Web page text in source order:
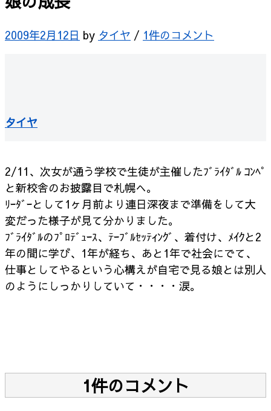
2009年2月12日 by タイヤ / 1件のコメント
タイヤ
2/11、次女が通う学校で生徒が主催したﾌﾞﾗｲﾀﾞﾙ ｺﾝﾍﾟ
と新校舎のお披露目で札幌へ。
ﾘｰﾀﾞｰとして1ヶ月前より連日深夜まで準備をして大
変だった様子が見て分かりました。
ﾌﾞﾗｲﾀﾞﾙのﾌﾟﾛﾃﾞｭｰｽ、ﾃｰﾌﾞﾙｾｯﾃｨﾝｸﾞ、着付け、ﾒｲｸと2
年の間に学び、 1年が経ち、あと1年で社会にでて、
仕事としてやるという心構えが自宅で見る娘とは別人
のようにしっかりしていて・・・・涙。
1件のコメント